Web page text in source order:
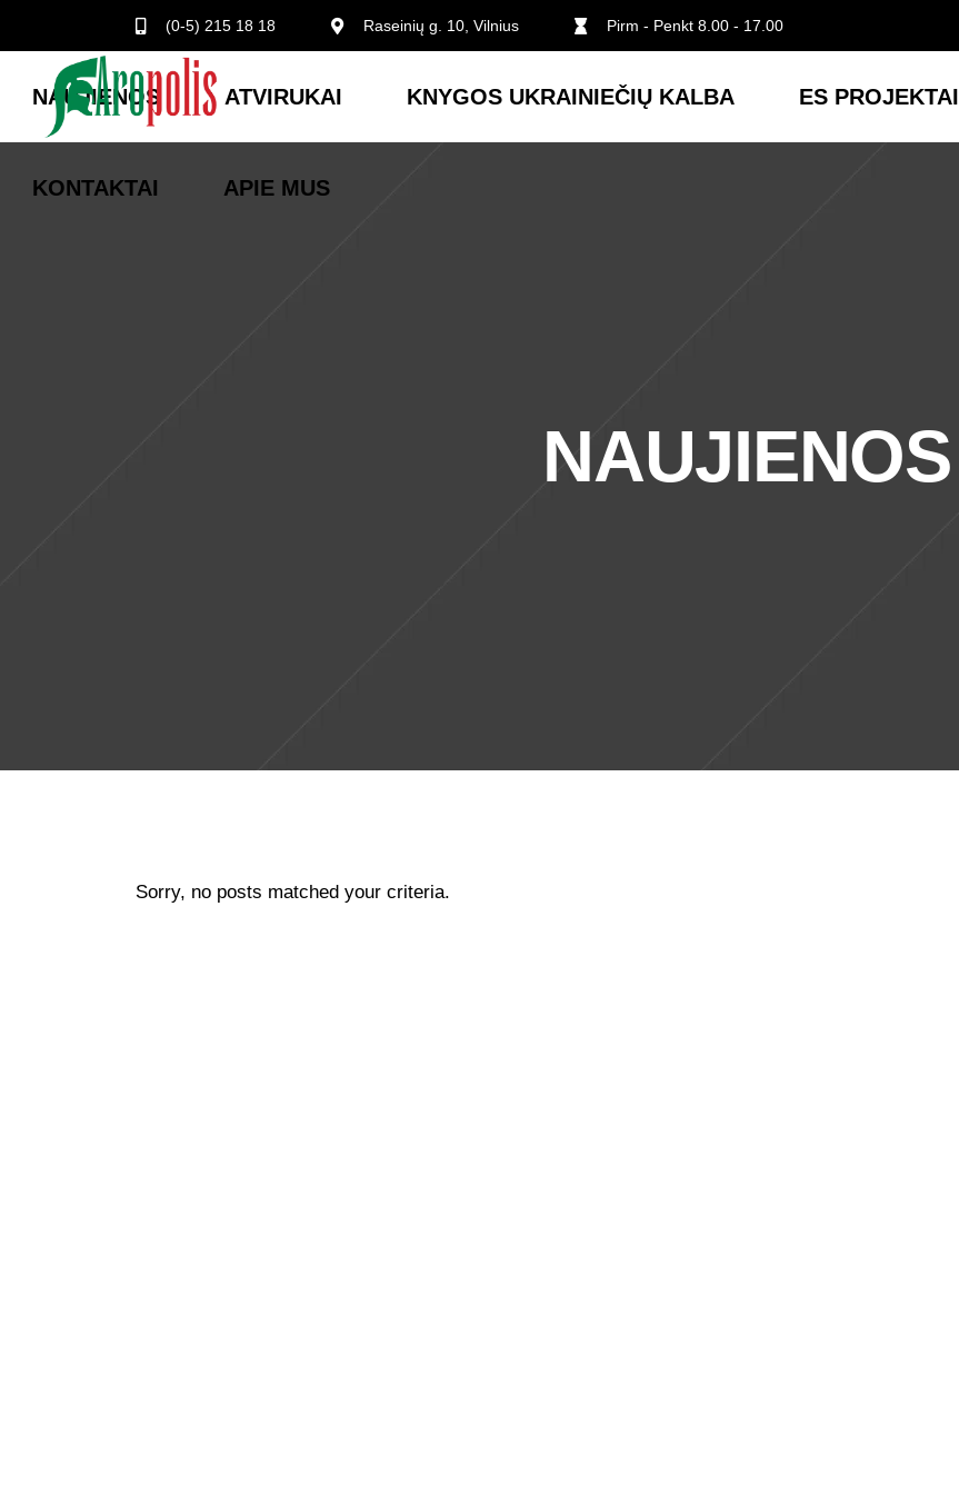
(0-5) 215 18 18 Raseinių g. 10, Vilnius Pirm - Penkt 8.00 - 17.00
NAUJIENOS ATVIRUKAI KNYGOS UKRAINIEČIŲ KALBA ES PROJEKTAI
KONTAKTAI APIE MUS
NAUJIENOS
Sorry, no posts matched your criteria.